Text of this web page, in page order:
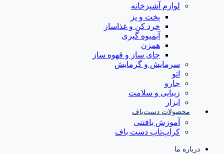
لوازم آشپزخانه
پخت و پز
خرد کن و غذاساز
آبمیوه گیری
همزن
چای ساز و قهوه ساز
سرمایش و گرمایش
اتو
جارو
زیبایی و سلامت
ابزار
محصولات دست‌باف
آموزش بافتنی
کراپ‌تاپ دست باف
درباره ما